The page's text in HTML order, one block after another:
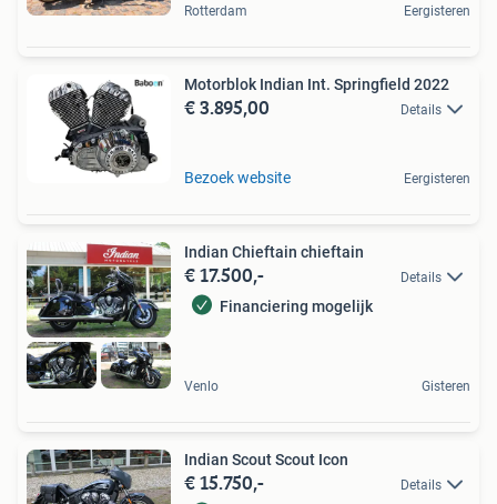
Rotterdam Eergisteren
Motorblok Indian Int. Springfield 2022
€ 3.895,00 Details
Bezoek website Eergisteren
Indian Chieftain chieftain
€ 17.500,- Details
Financiering mogelijk
Venlo Gisteren
Indian Scout Scout Icon
€ 15.750,- Details